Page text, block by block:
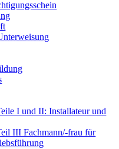
I und II: Installateur und
III Fachmann/-frau für